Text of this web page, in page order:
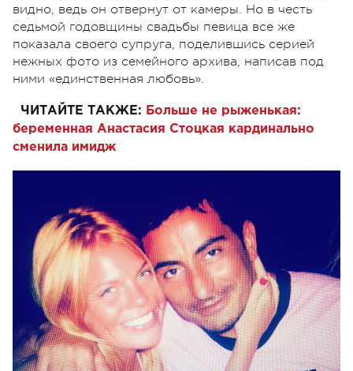
видно, ведь он отвернут от камеры. Но в честь
седьмой годовщины свадьбы певица все же
показала своего супруга, поделившись серией
нежных фото из семейного архива, написав под
ними «единственная любовь».
ЧИТАЙТЕ ТАКЖЕ: Больше не рыженькая:
беременная Анастасия Стоцкая кардинально
сменила имидж